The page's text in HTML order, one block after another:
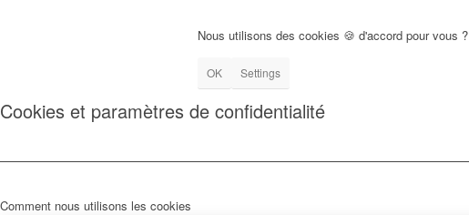
Nous utilisons des cookies 🍪 d'accord pour vous ?
OK Settings
Cookies et paramètres de confidentialité
Comment nous utilisons les cookies